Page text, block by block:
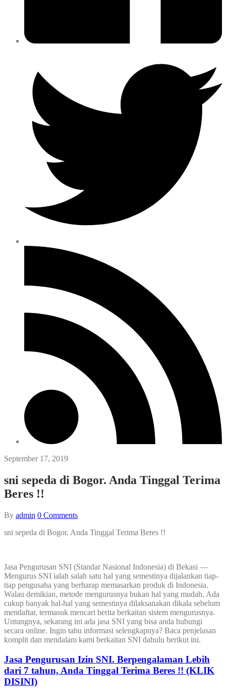
September 17, 2019
sni sepeda di Bogor. Anda Tinggal Terima
Beres !!
By admin 0 Comments
sni sepeda di Bogor. Anda Tinggal Terima Beres !!
Jasa Pengurusan SNI (Standar Nasional Indonesia) di Bekasi —
Mengurus SNI ialah salah satu hal yang semestinya dijalankan tiap-
tiap pengusaha yang berharap memasarkan produk di Indonesia.
Walau demikian, metode mengurusnya bukan hal yang mudah. Ada
cukup banyak hal-hal yang semestinya dilaksanakan dikala sebelum
mendaftar, termasuk mencari berita berkaitan sistem mengurusnya.
Untungnya, sekarang ini ada jasa SNI yang bisa anda hubungi
secara online. Ingin tahu informasi selengkapnya? Baca penjelasan
komplit dan mendalam kami berkaitan SNI dahulu berikut ini.
Jasa Pengurusan Izin SNI. Berpengalaman Lebih
dari 7 tahun, Anda Tinggal Terima Beres !! (KLIK
DISINI)